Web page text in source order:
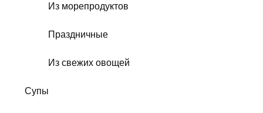
Из морепродуктов
Праздничные
Из свежих овощей
Супы